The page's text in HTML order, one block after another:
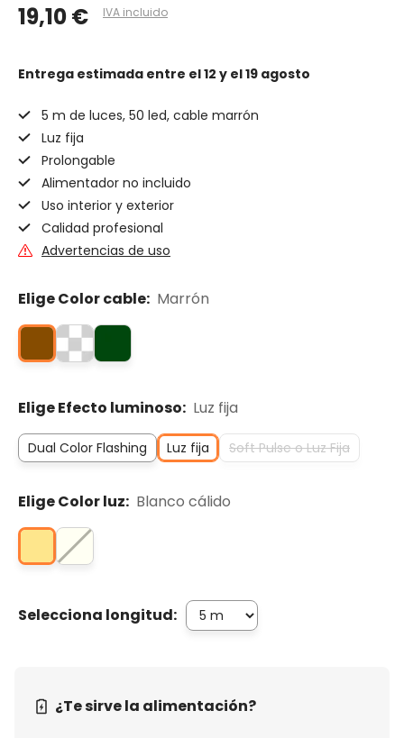
19,10 € IVA incluido
Entrega estimada entre el 12 y el 19 agosto
5 m de luces, 50 led, cable marrón
Luz fija
Prolongable
Alimentador no incluido
Uso interior y exterior
Calidad profesional
Advertencias de uso
Elige Color cable: Marrón
Elige Efecto luminoso: Luz fija
Dual Color Flashing Luz fija Soft Pulse o Luz Fija
Elige Color luz: Blanco cálido
Selecciona longitud:
¿Te sirve la alimentación?